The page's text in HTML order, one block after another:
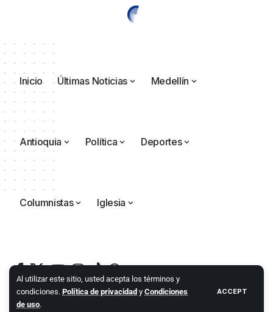
Al utilizar este sitio, usted acepta los términos y
condiciones. Política de privacidad y Condiciones
de uso.
ACCEPT
Inicio Últimas Noticias Medellín
Antioquia Política Deportes
Columnistas Iglesia